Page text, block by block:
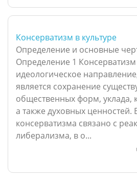
Консерватизм в культуре
Определение и основные
Определение 1
идеологическое
является сохранение
общественных форм, уклада,
а также духовных ценностей.
консерватизма связано с
либерализма, в о...